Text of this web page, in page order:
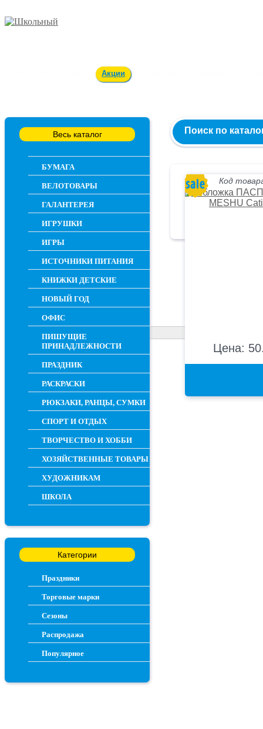
Акции
Весь каталог
БУМАГА
ВЕЛОТОВАРЫ
ГАЛАНТЕРЕЯ
ИГРУШКИ
ИГРЫ
ИСТОЧНИКИ ПИТАНИЯ
КНИЖКИ ДЕТСКИЕ
НОВЫЙ ГОД
ОФИС
ПИШУЩИЕ
ПРИНАДЛЕЖНОСТИ
ПРАЗДНИК
РАСКРАСКИ
РЮКЗАКИ, РАНЦЫ, СУМКИ
СПОРТ И ОТДЫХ
ТВОРЧЕСТВО И ХОББИ
ХОЗЯЙСТВЕННЫЕ ТОВАРЫ
ХУДОЖНИКАМ
ШКОЛА
Категории
Праздники
Торговые марки
Сезоны
Распродажа
Популярное
Поиск по
Код
Цена: